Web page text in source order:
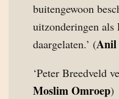
buitengewoon
uitzonderingen als
daargelaten.’ (Anil
‘Peter Breedveld
Moslim Omroep)